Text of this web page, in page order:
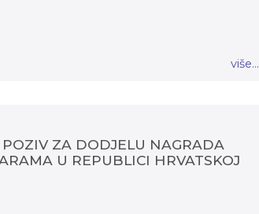
više...
ZA DODJELU NAGRADA
U REPUBLICI HRVATSKOJ